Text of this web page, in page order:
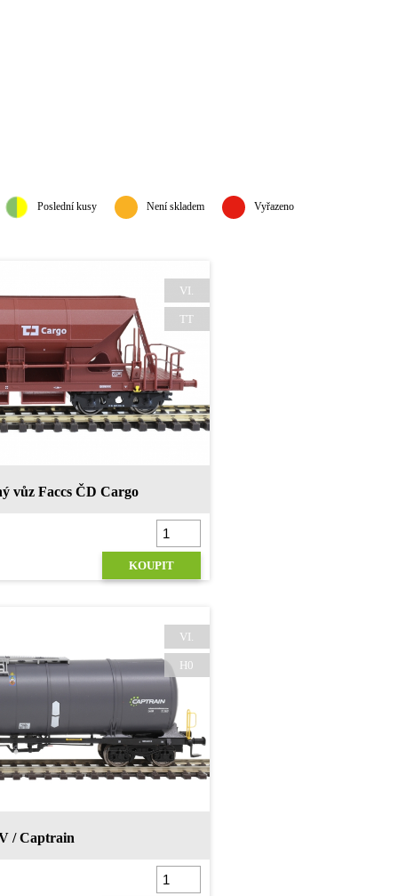
Poslední kusy Není skladem Vyřazeno
VI.
TT
vůz Faccs ČD Cargo
KOUPIT
VI.
H0
/ Captrain